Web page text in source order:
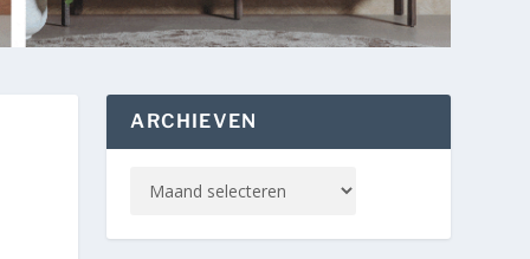
ARCHIEVEN